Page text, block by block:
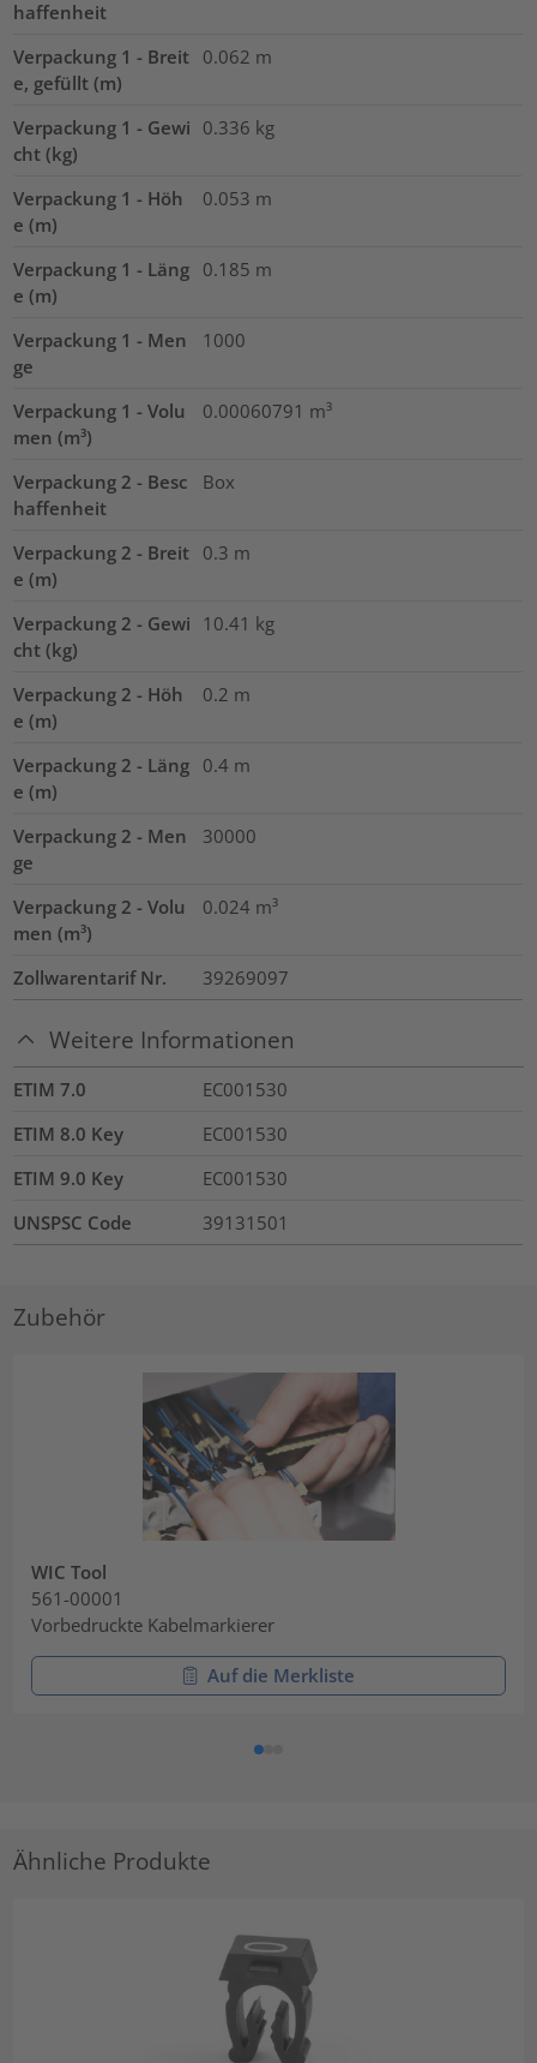
haffenheit
Verpackung 1 - Breit
e, gefüllt (m)
0.062 m
Verpackung 1 - Gewi
cht (kg)
0.336 kg
Verpackung 1 - Höh
e (m)
0.053 m
Verpackung 1 - Läng
e (m)
0.185 m
Verpackung 1 - Men
ge
1000
Verpackung 1 - Volu
men (m³)
0.00060791 m³
Verpackung 2 - Besc
haffenheit
Box
Verpackung 2 - Breit
e (m)
0.3 m
Verpackung 2 - Gewi
cht (kg)
10.41 kg
Verpackung 2 - Höh
e (m)
0.2 m
Verpackung 2 - Läng
e (m)
0.4 m
Verpackung 2 - Men
ge
30000
Verpackung 2 - Volu
men (m³)
0.024 m³
Zollwarentarif Nr. 39269097
Weitere Informationen
ETIM 7.0
EC001530
ETIM 8.0 Key
EC001530
ETIM 9.0 Key
EC001530
UNSPSC Code
39131501
Zubehör
WIC Tool
561-00001
Vorbedruckte Kabelmarkierer
Auf die Merkliste
Ähnliche Produkte